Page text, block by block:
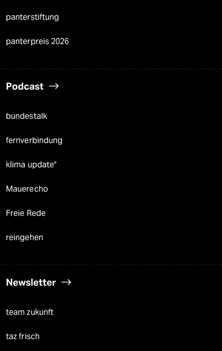
panterstiftung
panterpreis 2026
Podcast
bundestalk
fernverbindung
klima update°
Mauerecho
Freie Rede
reingehen
Newsletter
team zukunft
taz frisch